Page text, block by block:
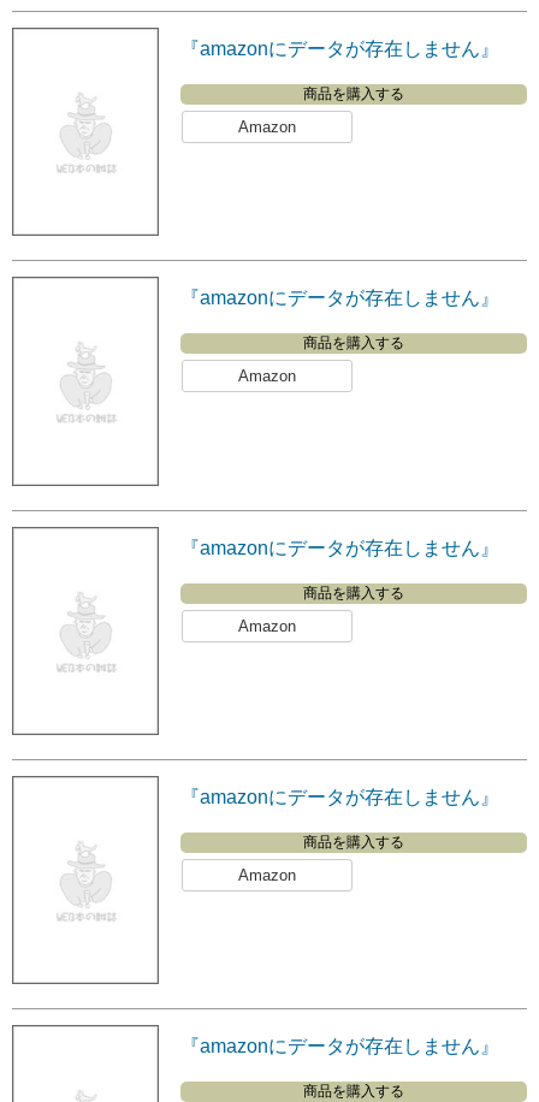
『amazonにデータが存在しません』
商品を購入する
Amazon
『amazonにデータが存在しません』
商品を購入する
Amazon
『amazonにデータが存在しません』
商品を購入する
Amazon
『amazonにデータが存在しません』
商品を購入する
Amazon
『amazonにデータが存在しません』
商品を購入する